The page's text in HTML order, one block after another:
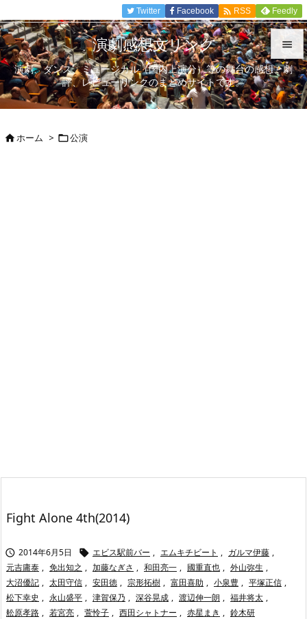


メニュ

Twitter Facebook  RSS Feedly
演劇感想文リンク
演劇、ダンス、ミュージカル（国内上演分）等の舞台の感想、劇
評、レビューリンクのまとめサイトです。
ホーム > 公演
Fight Alone 4th(2014)
 2014年6月5日  エビス駅前バー , エムキチビート , ガルマ伊藤 ,
元吉庸泰 , 免出知之 , 加藤なぎさ , 和田亮一 , 國重直也 , 外山弥生 ,
大沼優記 , 太田守信 , 安田徳 , 宗形拓樹 , 富田喜助 , 小泉豊 , 平塚正信 ,
松下幸史 , 永山盛平 , 津賀保乃 , 深谷晃成 , 渡辺伸一朗 , 福井将太 ,
舩原孝路 , 若宮亮 , 萱怜子 , 西田シャトナー , 赤星まき , 鈴木研